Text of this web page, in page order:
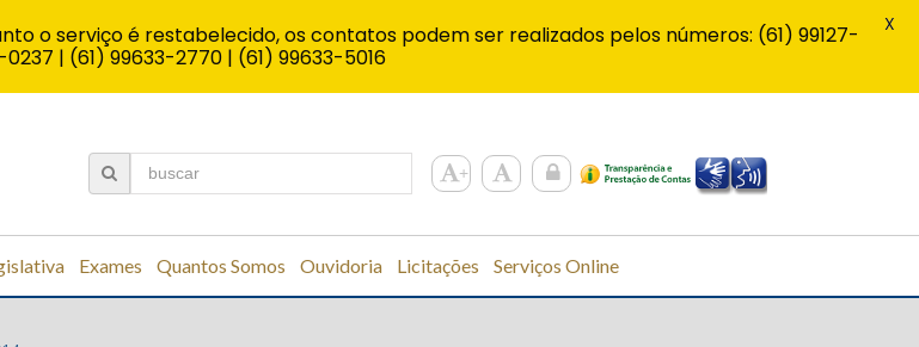
Exames Quantos Somos Ouvidoria Licitações Serviços Online
o serviço é restabelecido, os contatos podem ser realizados pelos números: (61) 99127-
0237 | (61) 99633-2770 | (61) 99633-5016
X